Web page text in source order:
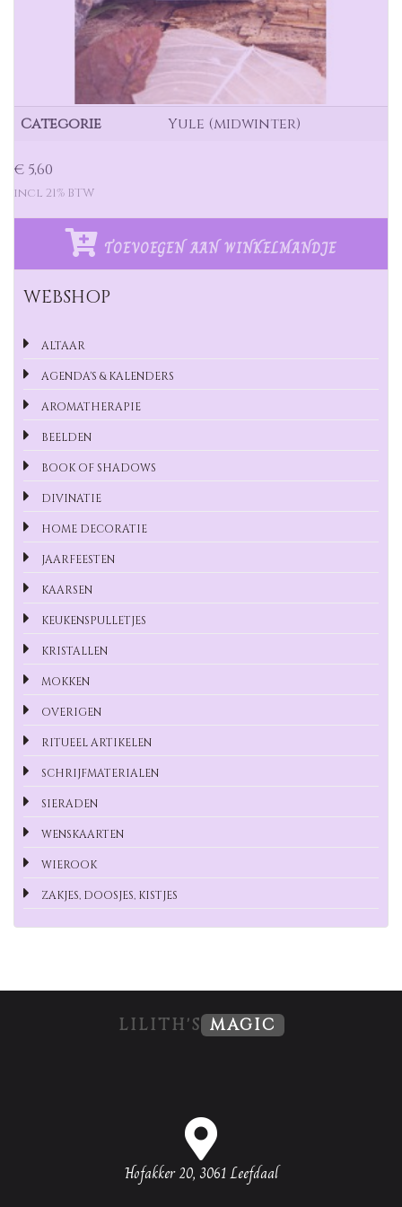
Categorie Yule (midwinter)
€ 5,60
incl 21% BTW
TOEVOEGEN AAN WINKELMANDJE
WEBSHOP
ALTAAR
AGENDA'S & KALENDERS
AROMATHERAPIE
BEELDEN
BOOK OF SHADOWS
DIVINATIE
HOME DECORATIE
JAARFEESTEN
KAARSEN
KEUKENSPULLETJES
KRISTALLEN
MOKKEN
OVERIGEN
RITUEEL ARTIKELEN
SCHRIJFMATERIALEN
SIERADEN
WENSKAARTEN
WIEROOK
ZAKJES, DOOSJES, KISTJES
LILITH'S MAGIC
Hofakker 20, 3061 Leefdaal